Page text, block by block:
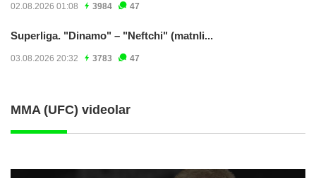
02.08.2026 01:08 3984 47
Superliga. "Dinamo" – "Neftchi" (matnli...
03.08.2026 20:32 3783 47
MMA (UFC) videolar